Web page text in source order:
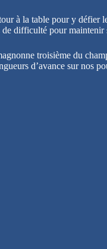
à la table pour y défier
difficulté pour
troisième du
d’avance sur nos